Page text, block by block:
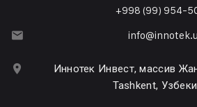
+998 (99) 954-
Иннотек Инвест, массив
Tashkent,